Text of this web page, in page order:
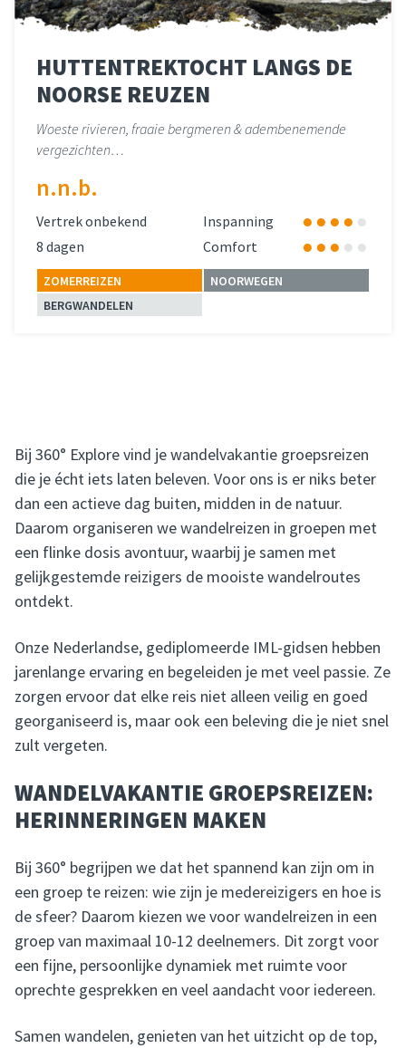
HUTTENTREKTOCHT LANGS DE
NOORSE REUZEN
Woeste rivieren, fraaie bergmeren & adembenemende
vergezichten…
n.n.b.
Vertrek onbekend
Inspanning
8 dagen
Comfort
ZOMERREIZEN
NOORWEGEN
BERGWANDELEN
Bij 360° Explore vind je wandelvakantie groepsreizen
die je écht iets laten beleven. Voor ons is er niks beter
dan een actieve dag buiten, midden in de natuur.
Daarom organiseren we wandelreizen in groepen met
een flinke dosis avontuur, waarbij je samen met
gelijkgestemde reizigers de mooiste wandelroutes
ontdekt.
Onze Nederlandse, gediplomeerde IML-gidsen hebben
jarenlange ervaring en begeleiden je met veel passie. Ze
zorgen ervoor dat elke reis niet alleen veilig en goed
georganiseerd is, maar ook een beleving die je niet snel
zult vergeten.
WANDELVAKANTIE GROEPSREIZEN:
HERINNERINGEN MAKEN
Bij 360° begrijpen we dat het spannend kan zijn om in
een groep te reizen: wie zijn je medereizigers en hoe is
de sfeer? Daarom kiezen we voor wandelreizen in een
groep van maximaal 10-12 deelnemers. Dit zorgt voor
een fijne, persoonlijke dynamiek met ruimte voor
oprechte gesprekken en veel aandacht voor iedereen.
Samen wandelen, genieten van het uitzicht op de top,